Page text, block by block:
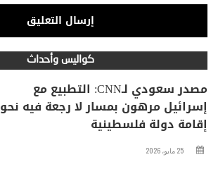
كواليس وأحداث
مصدر سعودي لـCNN: التطبيع مع
إسرائيل مرهون بمسار لا رجعة فيه نحو
إقامة دولة فلسطينية
25 مايو، 2026